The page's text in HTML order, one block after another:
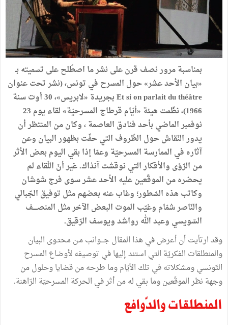
بمناسبةمرورنصف قرنعلى نشرما اصطُلحعلى تسميته بـ
«بيان الأحدعشر»حول المسرح في تونس،(نشرتحتعنوان
Et si on parlait du théâtreبجريدة «لابريس»،30أوتسنة
1966
)،نظّمت هيئة «أيّام قرطاج المسرحيّة» لقاءيوم 23
نوفمبرالماضي بأحدفنادق العاصمة،وكانمن المنتظرأن
يدورالنّقاشحول الظّروف التيحفّت بظهورالبيان وعن
آثاره في الممارسة المسرحيّة وعمّاإذا بقي اليوم بعض الأثر
من الرّؤى والأفكارالتي نوقشتآنذاك.غيرأنّ اللّقاء لم
يحضرهمن الموقّعينعليه الأحدعشرسوى فرجشوشان
وكاتب هذه السّطور؛ وغابعنه بعضهممثل توفيق الجّبالي
والنّاصرشمّام وغيّب الموت البعض الآخرمثل المنصــــف
السّويسي وعبدالله رواشدويوسف الرّقيق.
وقدارتأيتأنأعرضفي هذا المقالجـــوانبمـنمحتـوى البيان
والمنطلقات الفكريّة التي استندإليهافي توصيفه لأوضاع المسرح
التّونسيومشكلاتهفي تلك الأيّاموما طرحهمنقضاياوحلولمن
وجهة نظرالموقّعينوما بقي لهمنأثرفي الحركة المسرحيّة الرّاهنة.
المنطلقات والدّوافع